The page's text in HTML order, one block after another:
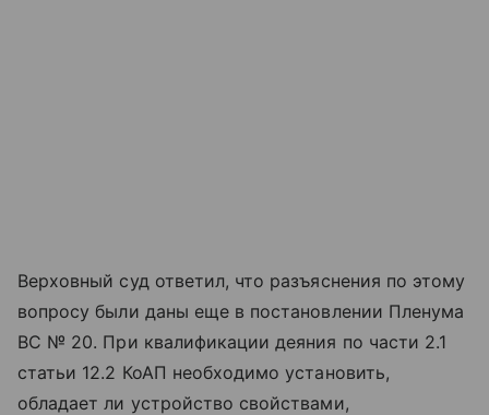
Верховный суд ответил, что разъяснения по этому
вопросу были даны еще в постановлении Пленума
ВС № 20. При квалификации деяния по части 2.1
статьи 12.2 КоАП необходимо установить,
обладает ли устройство свойствами,